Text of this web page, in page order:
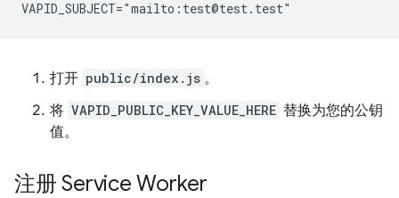
打开 public/index.js 。
将 VAPID_PUBLIC_KEY_VALUE_HERE 替换为您的公钥
值。
注册 Service Worker